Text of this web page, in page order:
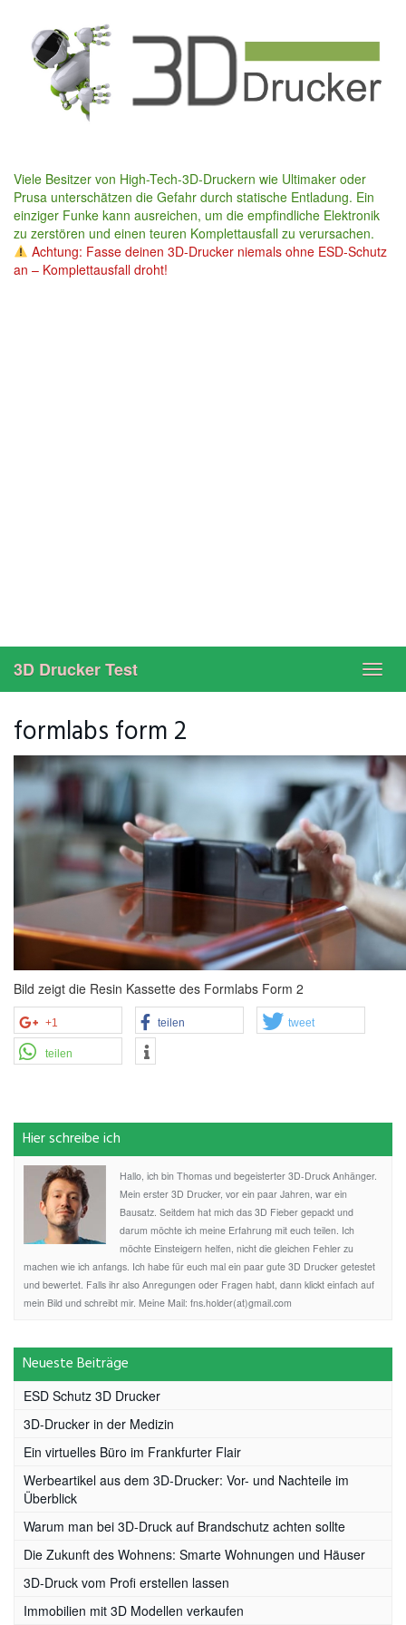
content
Viele Besitzer von High-Tech-3D-Druckern wie Ultimaker oder
Prusa unterschätzen die Gefahr durch statische Entladung. Ein
einziger Funke kann ausreichen, um die empfindliche Elektronik
zu zerstören und einen teuren Komplettausfall zu verursachen.
Achtung: Fasse deinen 3D-Drucker niemals ohne ESD-Schutz
an – Komplettausfall droht!
3D Drucker Test
formlabs form 2
Bild zeigt die Resin Kassette des Formlabs Form 2
+1 teilen tweet
teilen
Hier schreibe ich
Hallo, ich bin Thomas und begeisterter 3D-Druck Anhänger.
Mein erster 3D Drucker, vor ein paar Jahren, war ein
Bausatz. Seitdem hat mich das 3D Fieber gepackt und
darum möchte ich meine Erfahrung mit euch teilen. Ich
möchte Einsteigern helfen, nicht die gleichen Fehler zu
machen wie ich anfangs. Ich habe für euch mal ein paar gute 3D Drucker getestet
und bewertet. Falls ihr also Anregungen oder Fragen habt, dann klickt einfach auf
mein Bild und schreibt mir. Meine Mail: fns.holder(at)gmail.com
Neueste Beiträge
ESD Schutz 3D Drucker
3D-Drucker in der Medizin
Ein virtuelles Büro im Frankfurter Flair
Werbeartikel aus dem 3D-Drucker: Vor- und Nachteile im
Überblick
Warum man bei 3D-Druck auf Brandschutz achten sollte
Die Zukunft des Wohnens: Smarte Wohnungen und Häuser
3D-Druck vom Profi erstellen lassen
Immobilien mit 3D Modellen verkaufen